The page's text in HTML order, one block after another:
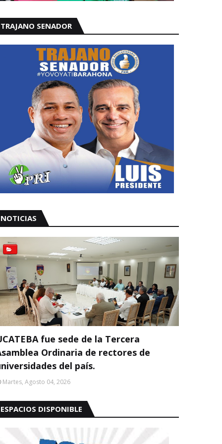
TRAJANO SENADOR
NOTICIAS
fue sede de la Tercera
Ordinaria de rectores de
del país.
Martes, Agosto 04, 2026
ESPACIOS DISPONIBLE